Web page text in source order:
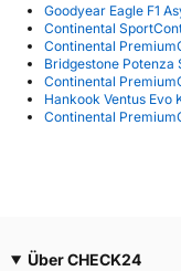
Goodyear Eagle F1
Continental
Continental
Bridgestone Potenza
Continental
Hankook Ventus Evo
Continental
Über CHECK24